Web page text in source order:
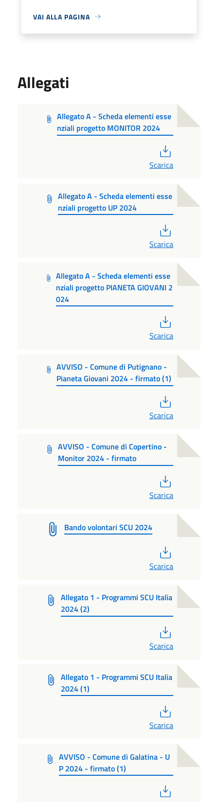
VAI ALLA PAGINA
Allegati
Allegato A - Scheda elementi esse
nziali progetto MONITOR 2024
Scarica
Allegato A - Scheda elementi esse
nziali progetto UP 2024
Scarica
Allegato A - Scheda elementi esse
nziali progetto PIANETA GIOVANI 2
024
Scarica
AVVISO - Comune di Putignano -
Pianeta Giovani 2024 - firmato (1)
Scarica
AVVISO - Comune di Copertino -
Monitor 2024 - firmato
Scarica
Bando volontari SCU 2024
Scarica
Allegato 1 - Programmi SCU Italia
2024 (2)
Scarica
Allegato 1 - Programmi SCU Italia
2024 (1)
Scarica
AVVISO - Comune di Galatina - U
P 2024 - firmato (1)